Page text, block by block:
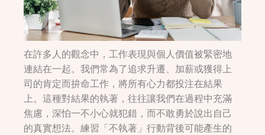
在許多人的觀念中，工作表現與個人價值被緊密地
連結在一起。我們常為了追求升遷、加薪或獲得上
司的肯定而拚命工作，將所有心力都投注在結果
上。這種對結果的執著，往往讓我們在過程中充滿
焦慮，深怕一不小心就犯錯，而不敢勇於說出自己
的真實想法。練習「不執著」行動背後可能產生的